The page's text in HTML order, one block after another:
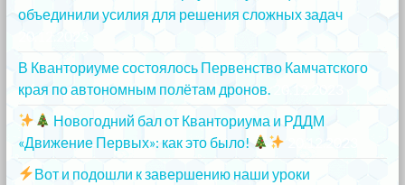
объединили усилия для решения сложных задач
В Кванториуме состоялось Первенство Камчатского
края по автономным полётам дронов.
Новогодний бал от Кванториума и РДДМ
«Движение Первых»: как это было!
Вот и подошли к завершению наши уроки